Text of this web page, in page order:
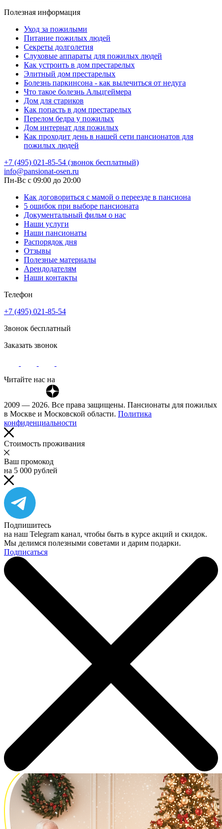
Полезная информация
Уход за пожилыми
Питание пожилых людей
Секреты долголетия
Слуховые аппараты для пожилых людей
Как устроить в дом престарелых
Элитный дом престарелых
Болезнь паркинсона - как вылечиться от недуга
Что такое болезнь Альцгеймера
Дом для стариков
Как попасть в дом престарелых
Перелом бедра у пожилых
Дом интернат для пожилых
Как проходит день в нашей сети пансионатов для
пожилых людей
+7 (495) 021-85-54 (звонок бесплатный)
info@pansionat-osen.ru
Пн-Вс с 09:00 до 20:00
Как договориться с мамой о переезде в пансиона
5 ошибок при выборе пансионата
Документальный фильм о нас
Наши услуги
Наши пансионаты
Распорядок дня
Отзывы
Полезные материалы
Арендодателям
Наши контакты
Телефон
+7 (495) 021-85-54
Звонок бесплатный
Заказать звонок
Читайте нас на
2009 — 2026. Все права защищены. Пансионаты для пожилых
в Москве и Московской области. Политика
конфиденциальности
Cтоимость проживания
Ваш промокод
на 5 000 рублей
Подпишитесь
на наш Telegram канал, чтобы быть в курсе акций и скидок.
Мы делимся полезными советами и дарим подарки.
Подписаться